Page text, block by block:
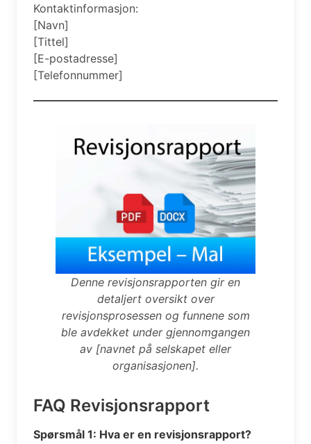
Kontaktinformasjon:
[Navn]
[Tittel]
[E-postadresse]
[Telefonnummer]
Denne revisjonsrapporten gir en
detaljert oversikt over
revisjonsprosessen og funnene som
ble avdekket under gjennomgangen
av [navnet på selskapet eller
organisasjonen].
FAQ Revisjonsrapport
Spørsmål 1: Hva er en revisjonsrapport?